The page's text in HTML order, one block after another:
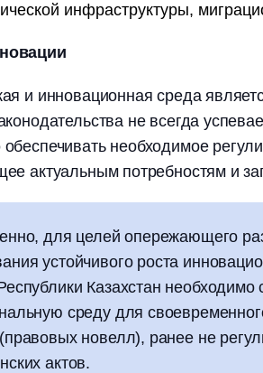
инфраструктуры,
и инновационная среда
не всегда
необходимое
актуальным потребностям и
для целей опережающего
устойчивого роста
Казахстан необходимо
среду для
новелл), ранее не
актов.